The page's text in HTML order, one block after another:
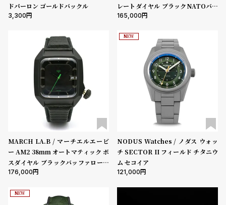
w
o
t
#
e
ドパーロン ゴールドバックル
3,300
レートダイヤル ブラックNATOバン
ド ブラックバックル
165,000
MARCH LA.B / マーチエルエービ
ー AM2 38mm オートマティック ボ
スダイヤル ブラックバッファロース
トラップ
176,000
NEW
NODUS Watches / ノダス ウォッ
チ SECTOR II フィールド チタニウ
ム セコイア
121,000
NEW